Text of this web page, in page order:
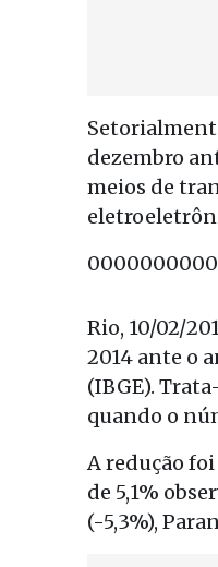
dezembro
meios de
Rio, 10/02/
2014 ante o
(IBGE).
quando o
A redução
de 5,1%
(-5,3%),